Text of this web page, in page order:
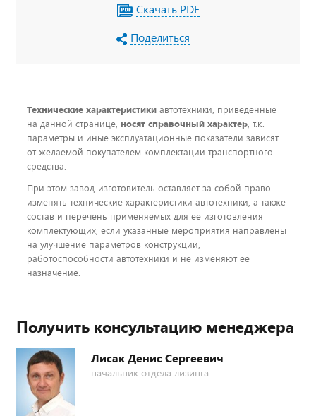
Скачать PDF
Поделиться
Технические характеристики автотехники, приведенные
на данной странице, носят справочный характер, т.к.
параметры и иные эксплуатационные показатели зависят
от желаемой покупателем комплектации транспортного
средства.
При этом завод-изготовитель оставляет за собой право
изменять технические характеристики автотехники, а также
состав и перечень применяемых для ее изготовления
комплектующих, если указанные мероприятия направлены
на улучшение параметров конструкции,
работоспособности автотехники и не изменяют ее
назначение.
Получить консультацию менеджера
Лисак Денис Сергеевич
начальник отдела лизинга